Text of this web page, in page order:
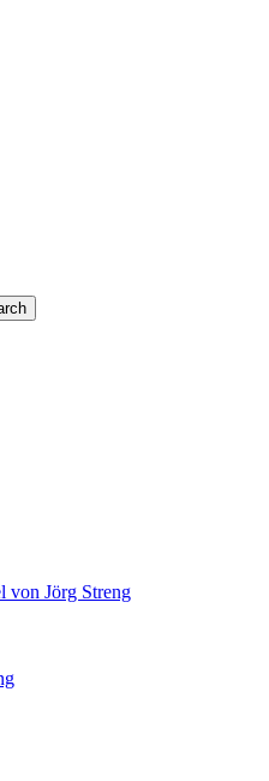
von Jörg Streng